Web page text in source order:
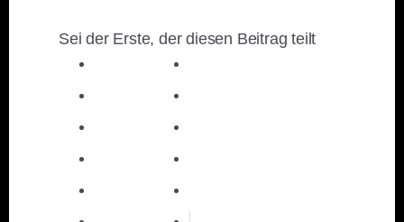
Sei der Erste, der diesen Beitrag teilt